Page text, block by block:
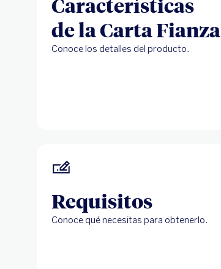
de la Carta Fianza
Conoce los detalles del producto.
Requisitos
Conoce qué necesitas para obtenerlo.